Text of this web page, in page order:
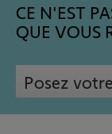
CE N'EST
QUE VOUS
Posez